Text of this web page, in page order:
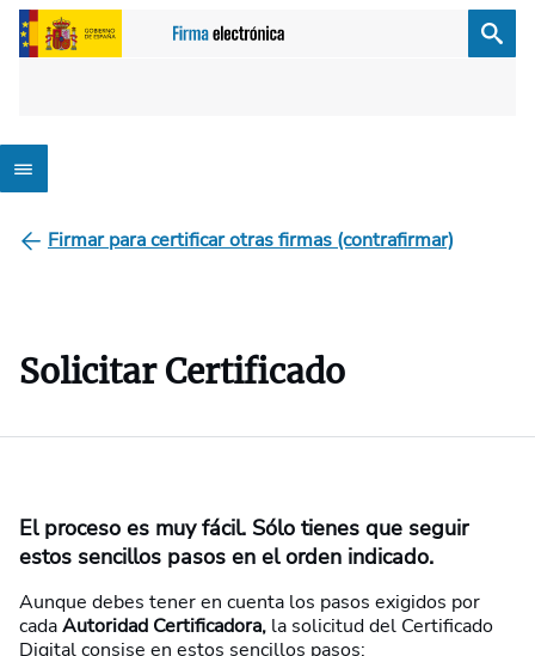
Firmar para certificar otras firmas (contrafirmar)
Solicitar Certificado
El proceso es muy fácil. Sólo tienes que seguir
estos sencillos pasos en el orden indicado.
Aunque debes tener en cuenta los pasos exigidos por
cadaAutoridad Certificadora, la solicitud del Certificado
Digital consise en estos sencillos pasos: